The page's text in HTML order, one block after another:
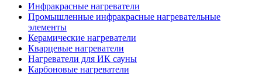
Инфракрасные нагреватели
Промышленные инфракрасные нагревательные
элементы
Керамические нагреватели
Кварцевые нагреватели
Нагреватели для ИК сауны
Карбоновые нагреватели